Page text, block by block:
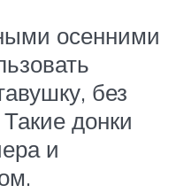
осенними
без
донки
и